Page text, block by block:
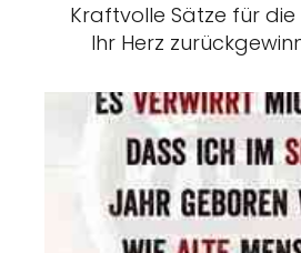
Kraftvolle Sätze für die
Ihr Herz